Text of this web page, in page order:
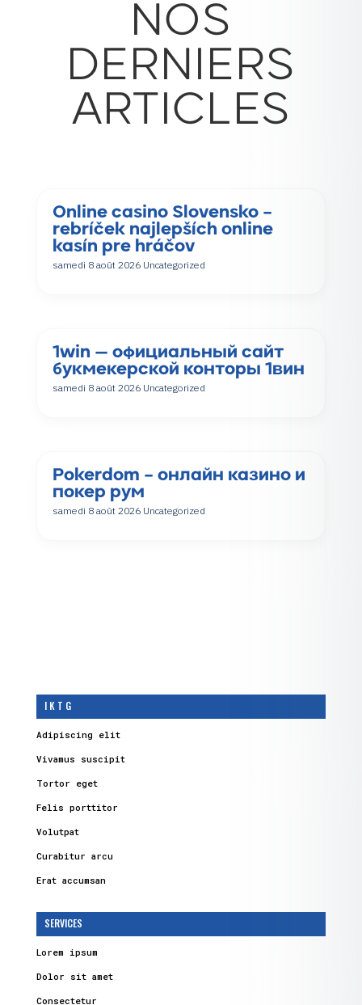
NOS
DERNIERS
ARTICLES
Online casino Slovensko –
rebríček najlepších online
kasín pre hráčov
samedi 8 août 2026 Uncategorized
1win — официальный сайт
букмекерской конторы 1вин
samedi 8 août 2026 Uncategorized
Pokerdom – онлайн казино и
покер рум
samedi 8 août 2026 Uncategorized
I K T G
Adipiscing elit
Vivamus suscipit
Tortor eget
Felis porttitor
Volutpat
Curabitur arcu
Erat accumsan
SERVICES
Lorem ipsum
Dolor sit amet
Consectetur